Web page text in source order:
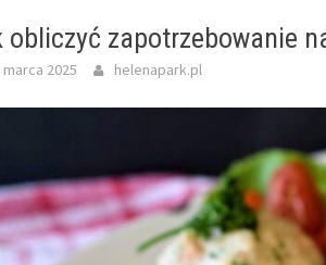
obliczyć zapotrzebowanie
marca 2025 helenapark.pl